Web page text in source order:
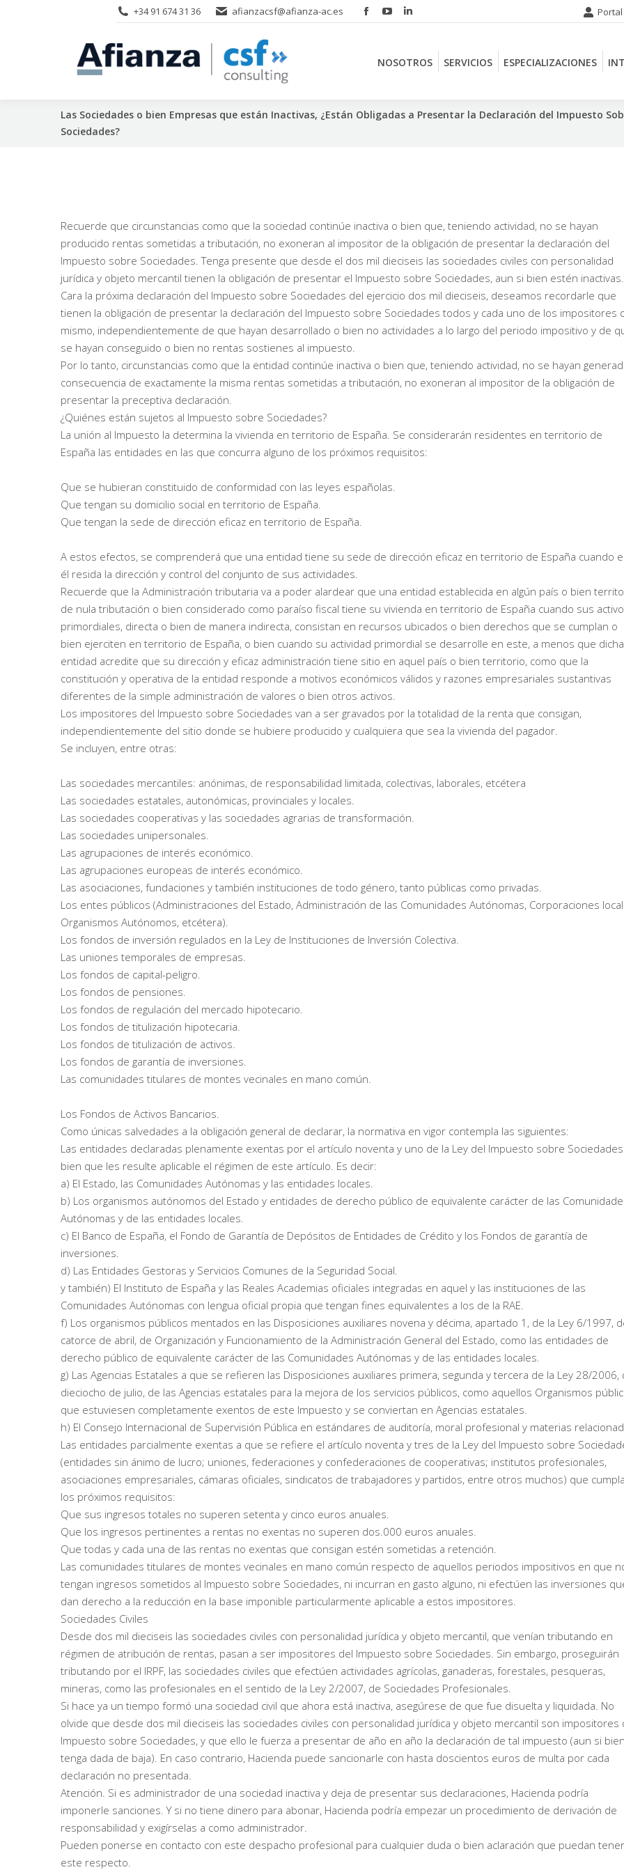
+34 91 674 31 36 afianzacsf@afianza-ac.es
Facebook
opens
window
YouTube
opens
window
Linkedin
opens
window
NOSOTROS SERVICIOS ESPECIALIZACIONES
Las Sociedades o bien Empresas que están Inactivas, ¿Están Obligadas a Presentar la Declaración del Impuesto
Sociedades?
Recuerde que circunstancias como que la sociedad continúe inactiva o bien que, teniendo actividad, no se hayan
producido rentas sometidas a tributación, no exoneran al impositor de la obligación de presentar la declaración del
Impuesto sobre Sociedades. Tenga presente que desde el dos mil dieciseis las sociedades civiles con personalidad
jurídica y objeto mercantil tienen la obligación de presentar el Impuesto sobre Sociedades, aun si bien estén inactivas.
Cara la próxima declaración del Impuesto sobre Sociedades del ejercicio dos mil dieciseis, deseamos recordarle que
tienen la obligación de presentar la declaración del Impuesto sobre Sociedades todos y cada uno de los impositores
mismo, independientemente de que hayan desarrollado o bien no actividades a lo largo del periodo impositivo y de
se hayan conseguido o bien no rentas sostienes al impuesto.
Por lo tanto, circunstancias como que la entidad continúe inactiva o bien que, teniendo actividad, no se hayan
consecuencia de exactamente la misma rentas sometidas a tributación, no exoneran al impositor de la obligación de
presentar la preceptiva declaración.
¿Quiénes están sujetos al Impuesto sobre Sociedades?
La unión al Impuesto la determina la vivienda en territorio de España. Se considerarán residentes en territorio de
España las entidades en las que concurra alguno de los próximos requisitos:
Que se hubieran constituido de conformidad con las leyes españolas.
Que tengan su domicilio social en territorio de España.
Que tengan la sede de dirección eficaz en territorio de España.
A estos efectos, se comprenderá que una entidad tiene su sede de dirección eficaz en territorio de España cuando
él resida la dirección y control del conjunto de sus actividades.
Recuerde que la Administración tributaria va a poder alardear que una entidad establecida en algún país o bien
de nula tributación o bien considerado como paraíso fiscal tiene su vivienda en territorio de España cuando sus
primordiales, directa o bien de manera indirecta, consistan en recursos ubicados o bien derechos que se cumplan o
bien ejerciten en territorio de España, o bien cuando su actividad primordial se desarrolle en este, a menos que dicha
entidad acredite que su dirección y eficaz administración tiene sitio en aquel país o bien territorio, como que la
constitución y operativa de la entidad responde a motivos económicos válidos y razones empresariales sustantivas
diferentes de la simple administración de valores o bien otros activos.
Los impositores del Impuesto sobre Sociedades van a ser gravados por la totalidad de la renta que consigan,
independientemente del sitio donde se hubiere producido y cualquiera que sea la vivienda del pagador.
Se incluyen, entre otras:
Las sociedades mercantiles: anónimas, de responsabilidad limitada, colectivas, laborales, etcétera
Las sociedades estatales, autonómicas, provinciales y locales.
Las sociedades cooperativas y las sociedades agrarias de transformación.
Las sociedades unipersonales.
Las agrupaciones de interés económico.
Las agrupaciones europeas de interés económico.
Las asociaciones, fundaciones y también instituciones de todo género, tanto públicas como privadas.
Los entes públicos (Administraciones del Estado, Administración de las Comunidades Autónomas, Corporaciones
Organismos Autónomos, etcétera).
Los fondos de inversión regulados en la Ley de Instituciones de Inversión Colectiva.
Las uniones temporales de empresas.
Los fondos de capital-peligro.
Los fondos de pensiones.
Los fondos de regulación del mercado hipotecario.
Los fondos de titulización hipotecaria.
Los fondos de titulización de activos.
Los fondos de garantía de inversiones.
Las comunidades titulares de montes vecinales en mano común.
Los Fondos de Activos Bancarios.
Como únicas salvedades a la obligación general de declarar, la normativa en vigor contempla las siguientes:
Las entidades declaradas plenamente exentas por el artículo noventa y uno de la Ley del Impuesto sobre
bien que les resulte aplicable el régimen de este artículo. Es decir:
a) El Estado, las Comunidades Autónomas y las entidades locales.
b) Los organismos autónomos del Estado y entidades de derecho público de equivalente carácter de las
Autónomas y de las entidades locales.
c) El Banco de España, el Fondo de Garantía de Depósitos de Entidades de Crédito y los Fondos de garantía de
inversiones.
d) Las Entidades Gestoras y Servicios Comunes de la Seguridad Social.
y también) El Instituto de España y las Reales Academias oficiales integradas en aquel y las instituciones de las
Comunidades Autónomas con lengua oficial propia que tengan fines equivalentes a los de la RAE.
f) Los organismos públicos mentados en las Disposiciones auxiliares novena y décima, apartado 1, de la Ley 6/1997,
catorce de abril, de Organización y Funcionamiento de la Administración General del Estado, como las entidades de
derecho público de equivalente carácter de las Comunidades Autónomas y de las entidades locales.
g) Las Agencias Estatales a que se refieren las Disposiciones auxiliares primera, segunda y tercera de la Ley 28/2006,
dieciocho de julio, de las Agencias estatales para la mejora de los servicios públicos, como aquellos Organismos
que estuviesen completamente exentos de este Impuesto y se conviertan en Agencias estatales.
h) El Consejo Internacional de Supervisión Pública en estándares de auditoría, moral profesional y materias
Las entidades parcialmente exentas a que se refiere el artículo noventa y tres de la Ley del Impuesto sobre
(entidades sin ánimo de lucro; uniones, federaciones y confederaciones de cooperativas; institutos profesionales,
asociaciones empresariales, cámaras oficiales, sindicatos de trabajadores y partidos, entre otros muchos) que
los próximos requisitos:
Que sus ingresos totales no superen setenta y cinco euros anuales.
Que los ingresos pertinentes a rentas no exentas no superen dos.000 euros anuales.
Que todas y cada una de las rentas no exentas que consigan estén sometidas a retención.
Las comunidades titulares de montes vecinales en mano común respecto de aquellos periodos impositivos en que
tengan ingresos sometidos al Impuesto sobre Sociedades, ni incurran en gasto alguno, ni efectúen las inversiones
dan derecho a la reducción en la base imponible particularmente aplicable a estos impositores.
Sociedades Civiles
Desde dos mil dieciseis las sociedades civiles con personalidad jurídica y objeto mercantil, que venían tributando en
régimen de atribución de rentas, pasan a ser impositores del Impuesto sobre Sociedades. Sin embargo, proseguirán
tributando por el IRPF, las sociedades civiles que efectúen actividades agrícolas, ganaderas, forestales, pesqueras,
mineras, como las profesionales en el sentido de la Ley 2/2007, de Sociedades Profesionales.
Si hace ya un tiempo formó una sociedad civil que ahora está inactiva, asegúrese de que fue disuelta y liquidada. No
olvide que desde dos mil dieciseis las sociedades civiles con personalidad jurídica y objeto mercantil son impositores
Impuesto sobre Sociedades, y que ello le fuerza a presentar de año en año la declaración de tal impuesto (aun si
tenga dada de baja). En caso contrario, Hacienda puede sancionarle con hasta doscientos euros de multa por cada
declaración no presentada.
Atención. Si es administrador de una sociedad inactiva y deja de presentar sus declaraciones, Hacienda podría
imponerle sanciones. Y si no tiene dinero para abonar, Hacienda podría empezar un procedimiento de derivación de
responsabilidad y exigírselas a como administrador.
Pueden ponerse en contacto con este despacho profesional para cualquier duda o bien aclaración que puedan
este respecto.